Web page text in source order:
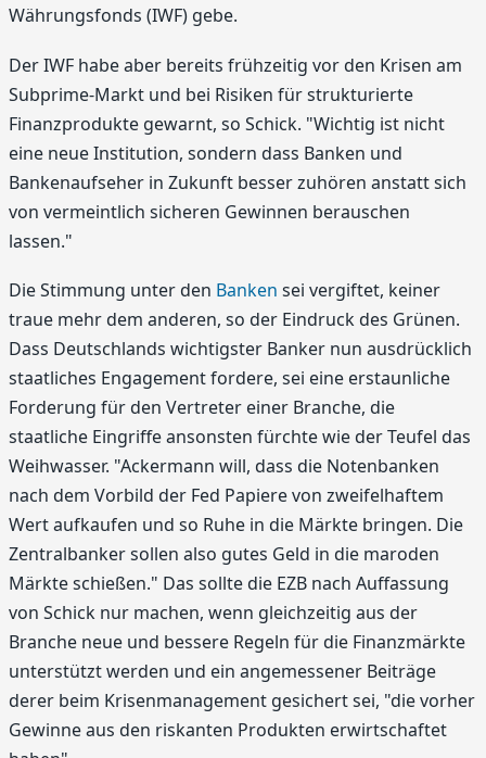
Währungsfonds (IWF) gebe.
Der IWF habe aber bereits frühzeitig vor den Krisen am
Subprime-Markt und bei Risiken für strukturierte
Finanzprodukte gewarnt, so Schick. "Wichtig ist nicht
eine neue Institution, sondern dass Banken und
Bankenaufseher in Zukunft besser zuhören anstatt sich
von vermeintlich sicheren Gewinnen berauschen
lassen."
Die Stimmung unter den Banken sei vergiftet, keiner
traue mehr dem anderen, so der Eindruck des Grünen.
Dass Deutschlands wichtigster Banker nun ausdrücklich
staatliches Engagement fordere, sei eine erstaunliche
Forderung für den Vertreter einer Branche, die
staatliche Eingriffe ansonsten fürchte wie der Teufel das
Weihwasser. "Ackermann will, dass die Notenbanken
nach dem Vorbild der Fed Papiere von zweifelhaftem
Wert aufkaufen und so Ruhe in die Märkte bringen. Die
Zentralbanker sollen also gutes Geld in die maroden
Märkte schießen." Das sollte die EZB nach Auffassung
von Schick nur machen, wenn gleichzeitig aus der
Branche neue und bessere Regeln für die Finanzmärkte
unterstützt werden und ein angemessener Beiträge
derer beim Krisenmanagement gesichert sei, "die vorher
Gewinne aus den riskanten Produkten erwirtschaftet